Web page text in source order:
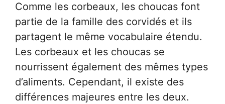
Comme les corbeaux, les choucas font
partie de la famille des corvidés et ils
partagent le même vocabulaire étendu.
Les corbeaux et les choucas se
nourrissent également des mêmes types
d’aliments. Cependant, il existe des
différences majeures entre les deux.